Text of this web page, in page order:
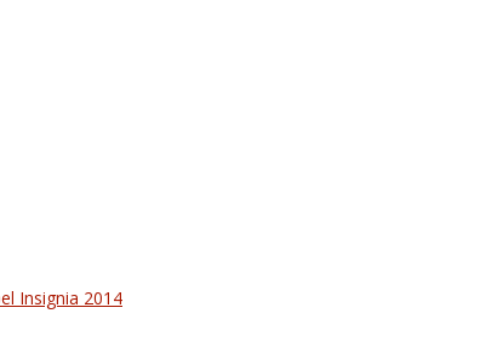
Insignia 2014